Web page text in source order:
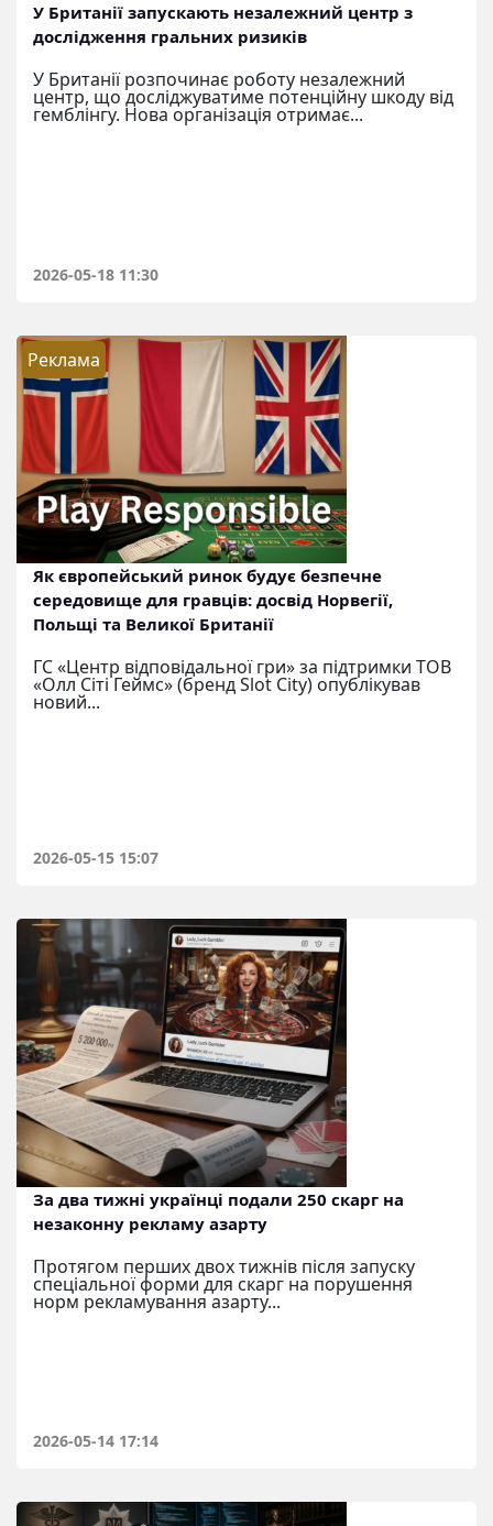
У Британії запускають незалежний центр з
дослідження гральних ризиків
У Британії розпочинає роботу незалежний
центр, що досліджуватиме потенційну шкоду від
гемблінгу. Нова організація отримає...
2026-05-18 11:30
Реклама
Як європейський ринок будує безпечне
середовище для гравців: досвід Норвегії,
Польщі та Великої Британії
ГС «Центр відповідальної гри» за підтримки ТОВ
«Олл Сіті Геймс» (бренд Slot City) опублікував
новий...
2026-05-15 15:07
За два тижні українці подали 250 скарг на
незаконну рекламу азарту
Протягом перших двох тижнів після запуску
спеціальної форми для скарг на порушення
норм рекламування азарту...
2026-05-14 17:14